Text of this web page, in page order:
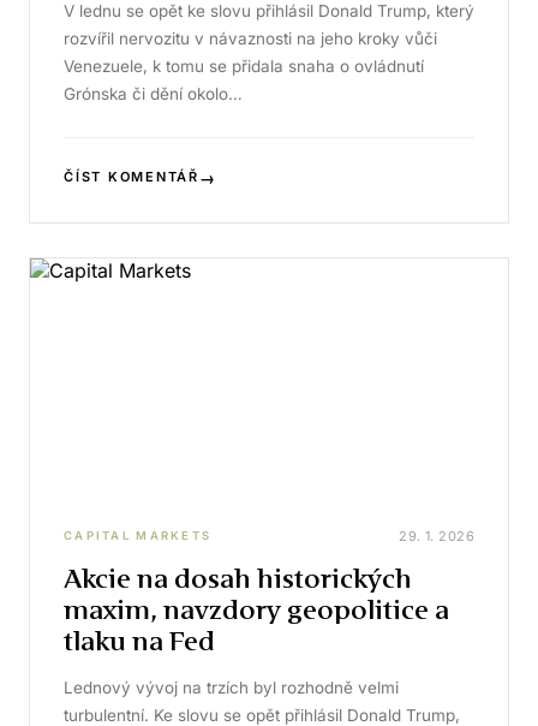
V lednu se opět ke slovu přihlásil Donald Trump, který
rozvířil nervozitu v návaznosti na jeho kroky vůči
Venezuele, k tomu se přidala snaha o ovládnutí
Grónska či dění okolo…
ČÍST KOMENTÁŘ →
CAPITAL MARKETS 29. 1. 2026
Akcie na dosah historických
maxim, navzdory geopolitice a
tlaku na Fed
Lednový vývoj na trzích byl rozhodně velmi
turbulentní. Ke slovu se opět přihlásil Donald Trump,